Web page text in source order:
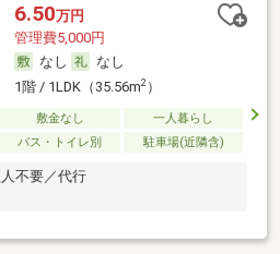
6.50万円
管理費5,000円
なし
なし
1階 / 1LDK（35.56m2）
敷金なし
一人暮らし
バス・トイレ別 駐車場(近隣含)
不要／代行